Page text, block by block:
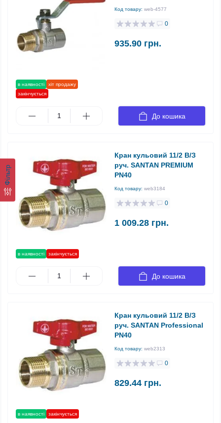
Фільтр
в наявності
хіт продажу
закінчується
Код товару: web-4577
0
935.90 грн.
До кошика
в наявності закінчується
Кран кульовий 11/2 В/З
руч. SANTAN PREMIUM
PN40
Код товару: web3184
0
1 009.28 грн.
До кошика
в наявності закінчується
Кран кульовий 11/2 В/З
руч. SANTAN Professional
PN40
Код товару: web2313
0
829.44 грн.